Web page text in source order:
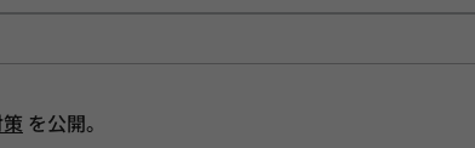
を公開。